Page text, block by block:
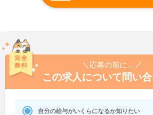
＼応募の前に…／
この求人について問い
自分の給与がいくらになるか知りたい